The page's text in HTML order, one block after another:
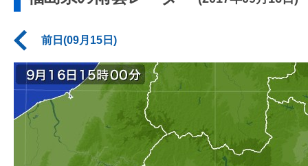
前日(09月15日)